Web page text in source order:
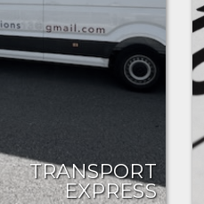
TRANSPORT
EXPRESS